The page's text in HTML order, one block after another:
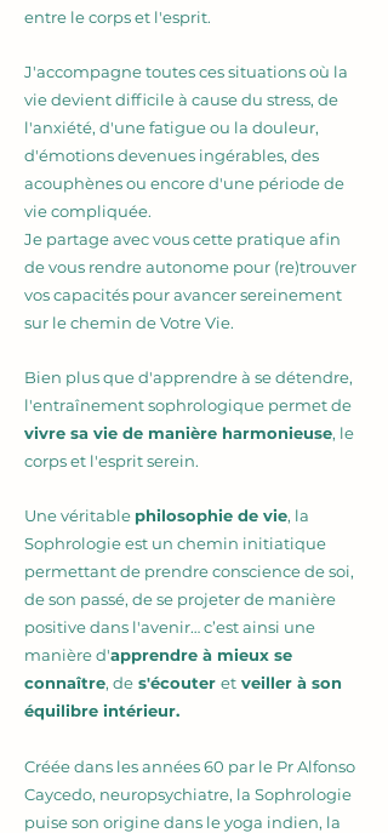
entre le corps et l'esprit.
J'accompagne toutes ces situations où la
vie devient difficile à cause du stress, de
l'anxiété, d'une fatigue ou la douleur,
d'émotions devenues ingérables, des
acouphènes ou encore d'une période de
vie compliquée.
Je partage avec vous cette pratique afin
de vous rendre autonome pour (re)trouver
vos capacités pour avancer sereinement
sur le chemin de Votre Vie.
Bien plus que d'apprendre à se détendre,
l'entraînement sophrologique permet de
vivre sa vie de manière harmonieuse, le
corps et l'esprit serein.
Une véritable philosophie de vie, la
Sophrologie est un chemin initiatique
permettant de prendre conscience de soi,
de son passé, de se projeter de manière
positive dans l'avenir… c’est ainsi une
manière d'apprendre à mieux se
connaître, de s'écouter et veiller à son
équilibre intérieur.
Créée dans les années 60 par le Pr Alfonso
Caycedo, neuropsychiatre, la Sophrologie
puise son origine dans le yoga indien, la